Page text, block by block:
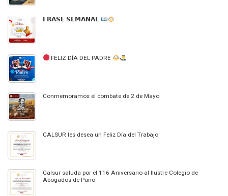
𝗙𝗥𝗔𝗦𝗘 𝗦𝗘𝗠𝗔𝗡𝗔𝗟
FELIZ DÍA DEL PADRE
Conmemoramos el combate de 2 de Mayo
CALSUR les desea un Feliz Día del Trabajo
Calsur saluda por el 116 Aniversario al Ilustre Colegio de
Abogados de Puno